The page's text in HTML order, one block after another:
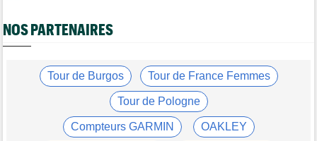
Marlen Reusser : "C'était différent du Mont Ventoux..."
WorldTour
Tour de France Femmes
Vollering : "Reusser est la seule qui n'a jamais gagné..."
Tour de France
NOS PARTENAIRES
Tour de Burgos Tour de France Femmes
Tour de Pologne
Compteurs GARMIN OAKLEY